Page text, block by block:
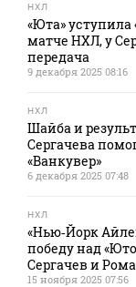
НХЛ
«Юта» уступила
матче НХЛ, у
передача
9 декабря 2025 08:16
НХЛ
Шайба и
Сергачева
«Ванкувер»
6 декабря 2025 07:48
НХЛ
«Нью‑Йорк
победу над
Сергачев и
15 ноября 2025 07:56